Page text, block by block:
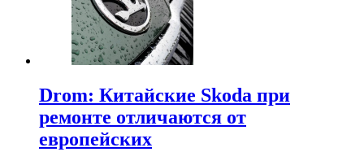
Drom: Китайские Skoda при
ремонте отличаются от
европейских